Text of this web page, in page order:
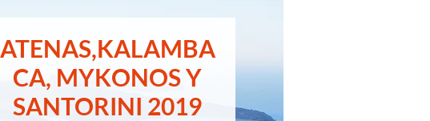
ATENAS,KALAMBA
CA, MYKONOS Y
SANTORINI 2019